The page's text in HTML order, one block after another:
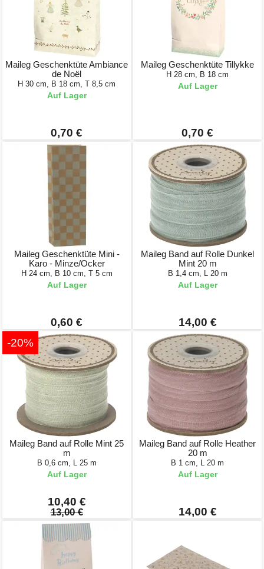
Maileg Geschenktüte Ambiance
de Noël
H 30 cm, B 18 cm, T 8,5 cm
Auf Lager
0,70 €
Maileg Geschenktüte Tillykke
H 28 cm, B 18 cm
Auf Lager
0,70 €
Maileg Geschenktüte Mini -
Karo - Minze/Ocker
H 24 cm, B 10 cm, T 5 cm
Auf Lager
0,60 €
Maileg Band auf Rolle Dunkel
Mint 20 m
B 1,4 cm, L 20 m
Auf Lager
14,00 €
-20%
Maileg Band auf Rolle Mint 25
m
B 0,6 cm, L 25 m
Auf Lager
10,40 €
13,00 €
Maileg Band auf Rolle Heather
20 m
B 1 cm, L 20 m
Auf Lager
14,00 €